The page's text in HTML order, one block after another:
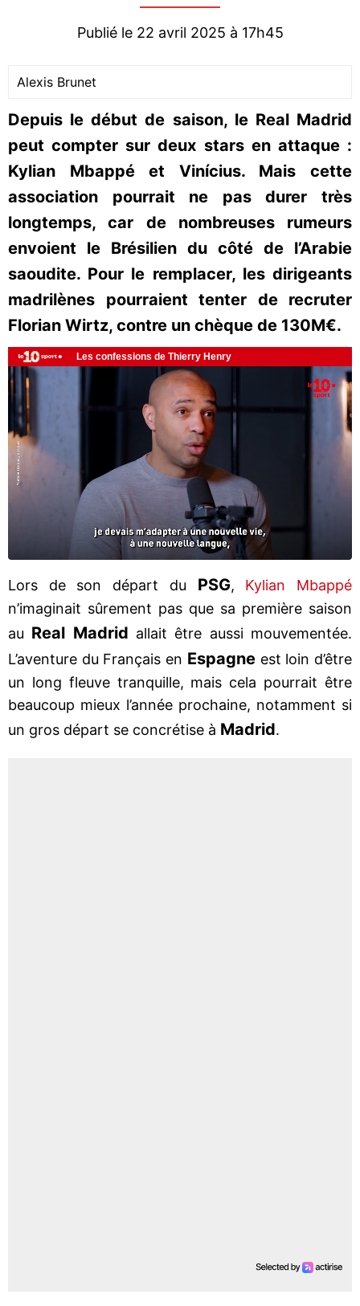
Publié le 22 avril 2025 à 17h45
Alexis Brunet
Depuis le début de saison, le Real Madrid
peut compter sur deux stars en attaque :
Kylian Mbappé et Vinícius. Mais cette
association pourrait ne pas durer très
longtemps, car de nombreuses rumeurs
envoient le Brésilien du côté de l’Arabie
saoudite. Pour le remplacer, les dirigeants
madrilènes pourraient tenter de recruter
Florian Wirtz, contre un chèque de 130M€.
Lors de son départ du PSG, Kylian Mbappé
n’imaginait sûrement pas que sa première saison
au Real Madrid allait être aussi mouvementée.
L’aventure du Français en Espagne est loin d’être
un long fleuve tranquille, mais cela pourrait être
beaucoup mieux l’année prochaine, notamment si
un gros départ se concrétise à Madrid.